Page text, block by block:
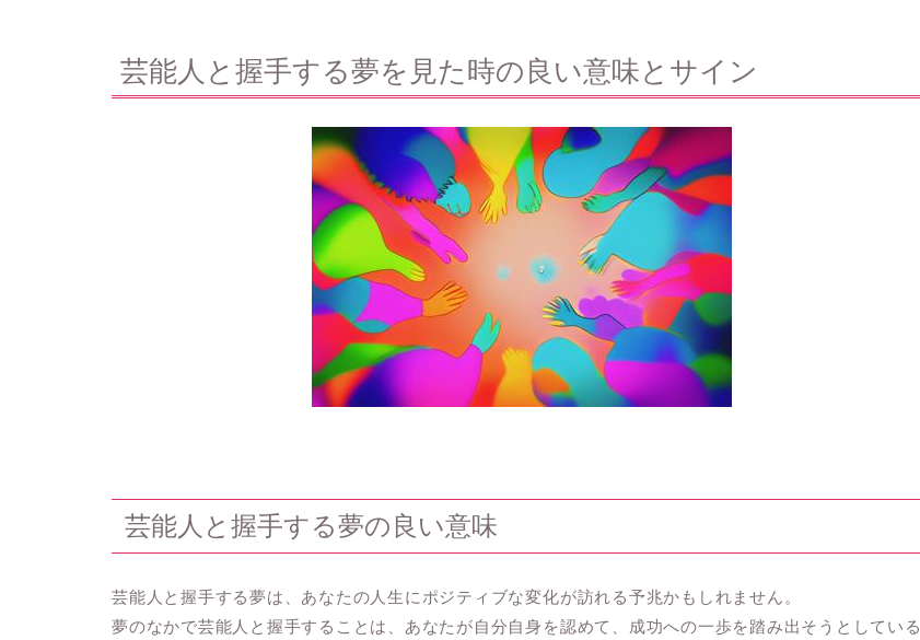
芸能人と握手する夢を見た時の良い意味とサイン
芸能人と握手する夢の良い意味
芸能人と握手する夢は、あなたの人生にポジティブな変化が訪れる予兆かもしれません。
夢のなかで芸能人と握手することは、あなたが自分自身を認めて、成功への一歩を踏み出そうとしている